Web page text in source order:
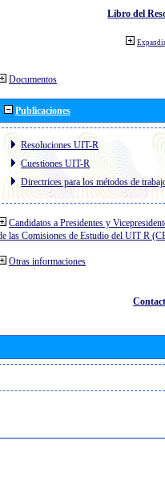
Libro del
Documentos
Publicaciones
Resoluciones UIT-R
Cuestiones UIT-R
Directrices para los métodos de
Candidatos a Presidentes y
las Comisiones de Estudio del UIT R
Otras informaciones